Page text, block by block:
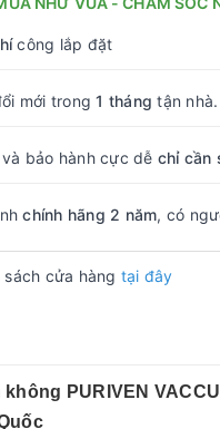
công lắp đặt
mới trong1 tháng tận nhà.
bảo hành cực dễ chỉ cần
chính hãng 2 năm, có
sách cửa hàng tại đây
PURIVEN